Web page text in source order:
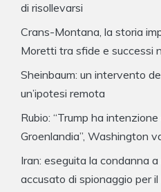
di risollevarsi
Crans-Montana, la storia
Moretti tra sfide e successi
Sheinbaum: un intervento
un’ipotesi remota
Rubio: “Trump ha
Groenlandia”, Washington
Iran: eseguita la condanna
accusato di spionaggio per